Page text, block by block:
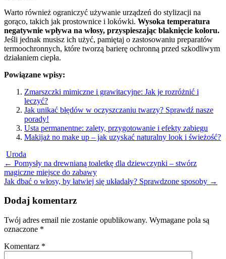
Warto również ograniczyć używanie urządzeń do stylizacji na
gorąco, takich jak prostownice i lokówki. Wysoka temperatura
negatywnie wpływa na włosy, przyspieszając blaknięcie koloru.
Jeśli jednak musisz ich użyć, pamiętaj o zastosowaniu preparatów
termoochronnych, które tworzą barierę ochronną przed szkodliwym
działaniem ciepła.
Powiązane wpisy:
Zmarszczki mimiczne i grawitacyjne: Jak je rozróżnić i
leczyć?
Jak unikać błędów w oczyszczaniu twarzy? Sprawdź nasze
porady!
Usta permanentne: zalety, przygotowanie i efekty zabiegu
Makijaż no make up – jak uzyskać naturalny look i świeżość?
Uroda
Post
navigation
← Pomysły na drewnianą toaletkę dla dziewczynki – stwórz
magiczne miejsce do zabawy
Jak dbać o włosy, by łatwiej się układały? Sprawdzone sposoby →
Dodaj komentarz
Twój adres email nie zostanie opublikowany. Wymagane pola są
oznaczone *
Komentarz *